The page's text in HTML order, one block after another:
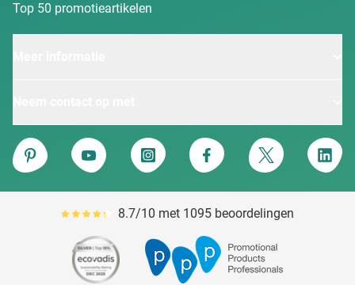
Top 50 promotieartikelen
Van Heijster
Pinterest
YouTube Instagram Facebook Twitter
Gemiddeld reviewpercentage is 87
8.7/10 met 1095 beoordelingen